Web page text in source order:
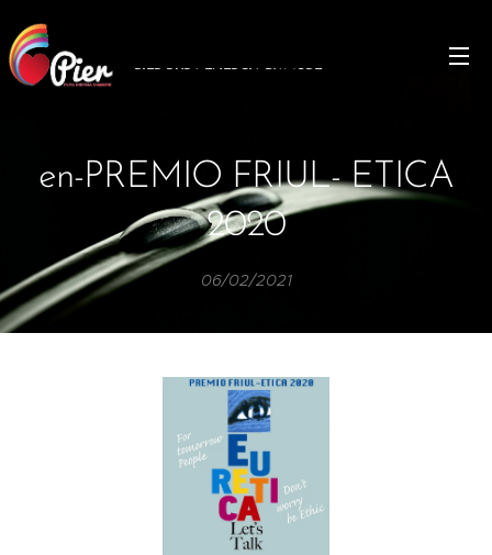
en-PREMIO FRIUL- ETICA
2020
06/02/2021